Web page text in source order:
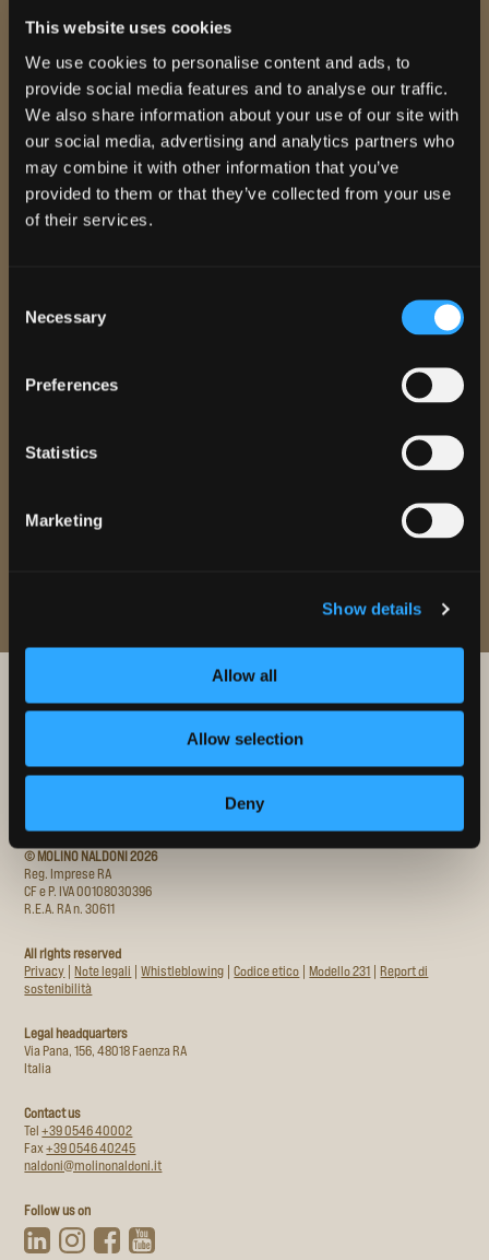
This website uses cookies
We use cookies to personalise content and ads, to
provide social media features and to analyse our traffic.
We also share information about your use of our site with
our social media, advertising and analytics partners who
may combine it with other information that you’ve
provided to them or that they’ve collected from your use
of their services.
Selection
Necessary
Preferences
Statistics
Marketing
Show details
Allow all
Allow selection
Deny
Ho preso visione dell'
e acconsento al trattamento dei dati
Autorizzo il trattamento dei miei dati per l'invio di DEM e Newsletter, inviti
ad eventi e fiere o offerte commerciali. I dati personali saranno trattati in
© MOLINO NALDONI 2026
Reg. Imprese RA
CF e P. IVA 00108030396
R.E.A. RA n. 30611
All rights reserved
Privacy |Note legali |Whistleblowing |Codice etico |Modello 231 |Report di
sostenibilità
Legal headquarters
Via Pana, 156, 48018 Faenza RA
Italia
Contact us
Tel+39 0546 40002
Fax+39 0546 40245
naldoni@molinonaldoni.it
Follow us on